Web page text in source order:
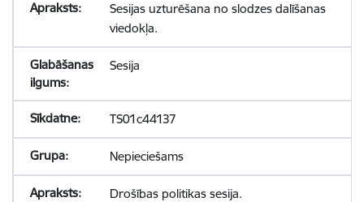
Sesijas uzturēšana no slodzes dalīšanas
viedokļa.
Sesija
TS01c44137
Nepieciešams
Drošības politikas sesija.